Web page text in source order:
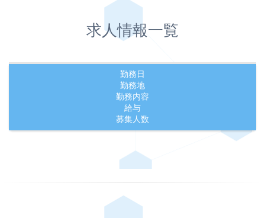
求人情報一覧
勤務日
勤務地
勤務内容
給与
募集人数